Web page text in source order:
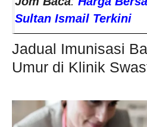
Sultan Ismail Terkini
Jadual Imunisasi
Umur di Klinik